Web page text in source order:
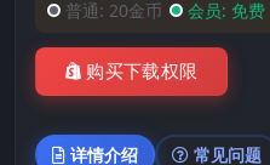
普通: 20金币 会员: 免费
购买下载权限
详情介绍 常见问题